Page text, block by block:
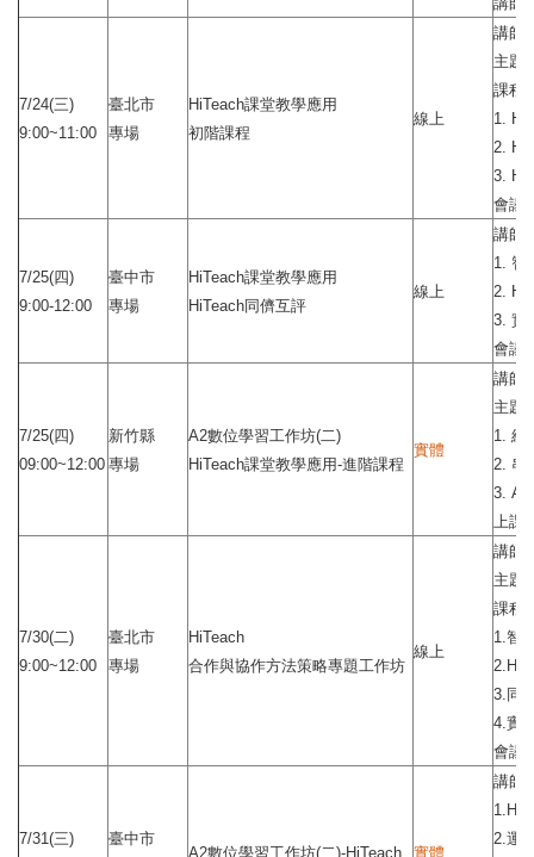
7/24(三)
9:00~11:00
臺北市
專場
HiTeach課堂教學應用
初階課程
線上
講師
主題
課程
1.
2.
3.
會議
7/25(四)
9:00-12:00
臺中市
專場
HiTeach課堂教學應用
HiTeach同儕互評
線上
講師:
1. 智
2.
3. 實
會議
7/25(四)
09:00~12:00
新竹縣
專場
A2數位學習工作坊(二)
HiTeach課堂教學應用-進階課程
實體
講師
主題
1. 結
2. 串
3.
上課
7/30(二)
9:00~12:00
臺北市
專場
HiTeach
合作與協作方法策略專題工作坊
線上
講師
主題
課程
1.智
3.同
4.實
會議
7/31(三)
臺中市
A2數位學習工作坊(二)-HiTeach 實體
講師:
2.運